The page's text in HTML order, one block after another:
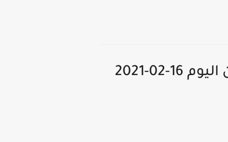
كورة لايف | مشاهدة مباراة برشلونة و باريس سان جيرمان اليوم 16-02-2021